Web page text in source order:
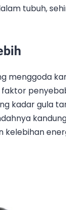
tubuh,
menggoda
kadar gula
kelebihan